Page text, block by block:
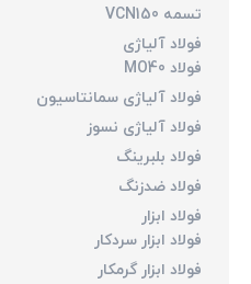
تسمه VCN150
فولاد آلیاژی
فولاد MO40
فولاد آلیاژی سمانتاسیون
فولاد آلیاژی نسوز
فولاد بلبرینگ
فولاد ضدزنگ
فولاد ابزار
فولاد ابزار سردکار
فولاد ابزار گرمکار